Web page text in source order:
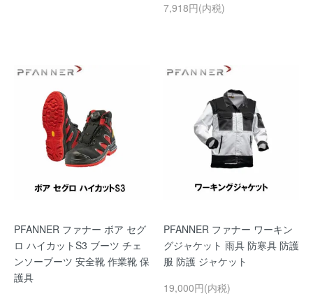
7,918円(内税)
PFANNER ファナー ボア セグ
ロ ハイカットS3 ブーツ チェ
ンソーブーツ 安全靴 作業靴 保
護具
PFANNER ファナー ワーキン
グジャケット 雨具 防寒具 防護
服 防護 ジャケット
19,000円(内税)